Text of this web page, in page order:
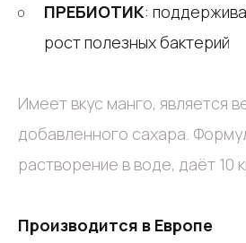
ПРЕБИОТИК:
рост полезных бактерий
Имеет вкус манго, является
добавленного сахара.
растворение в воде, даёт 10
Производится в Европе